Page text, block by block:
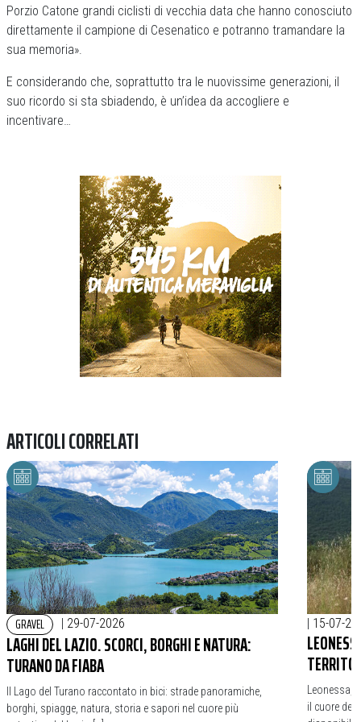
Porzio Catone grandi ciclisti di vecchia data che hanno conosciuto
direttamente il campione di Cesenatico e potranno tramandare la
sua memoria».
E considerando che, soprattutto tra le nuovissime generazioni, il
suo ricordo si sta sbiadendo, è un’idea da accogliere e
incentivare…
Previous
ARTICOLI CORRELATI
GRAVEL | 29-07-2026
LAGHI DEL LAZIO. SCORCI, BORGHI E NATURA:
TURANO DA FIABA
Il Lago del Turano raccontato in bici: strade panoramiche,
borghi, spiagge, natura, storia e sapori nel cuore più
| 15-07-
Leonessa,
il cuore del